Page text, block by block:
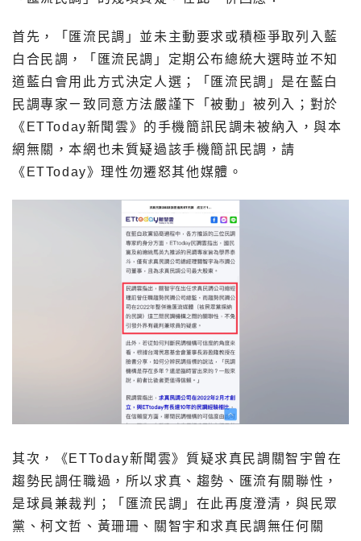
首先，「匯流民調」並未主動要求或積極爭取列入藍
白合民調，「匯流民調」定期公布總統大選時並不知
道藍白會用此方式決定人選；「匯流民調」是在藍白
民調專家ㄧ致同意方法嚴謹下「被動」被列入；對於
《ETToday新聞雲》的手機簡訊民調未被納入，與本
網無關，本網也未質疑過該手機簡訊民調，請
《ETToday》理性勿遷怒其他媒體。
其次，《ETToday新聞雲》質疑求真民調關智宇曾在
趨勢民調任職過，所以求真、趨勢、匯流有關聯性，
是球員兼裁判；「匯流民調」在此再度澄清，與民眾
黨、柯文哲、黃珊珊、關智宇和求真民調無任何關